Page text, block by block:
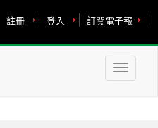
訂閱電子報
登入
註冊
Toggle